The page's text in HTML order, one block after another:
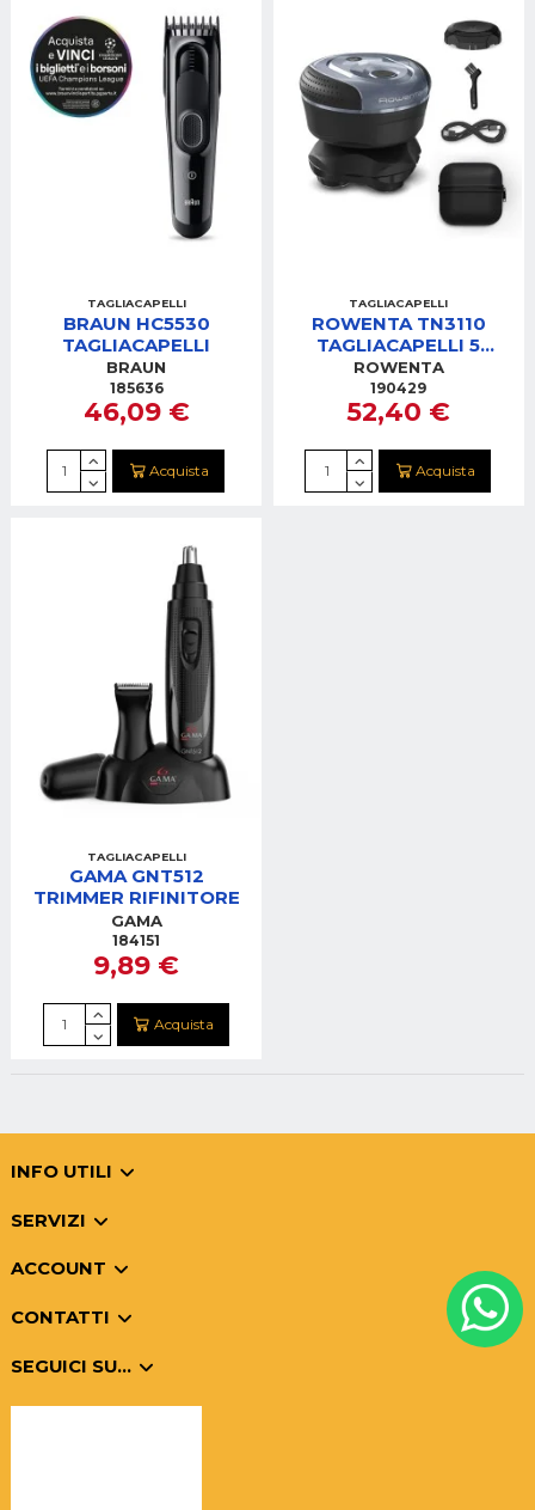
TAGLIACAPELLI
BRAUN HC5530
TAGLIACAPELLI
BRAUN
185636
46,09 €
Acquista
TAGLIACAPELLI
ROWENTA TN3110
TAGLIACAPELLI 5
TESTINE DI RASATURA
LAME TITAN
ROWENTA
190429
52,40 €
Acquista
TAGLIACAPELLI
GAMA GNT512
TRIMMER RIFINITORE
GAMA
184151
9,89 €
Acquista
INFO UTILI
SERVIZI
ACCOUNT
CONTATTI
SEGUICI SU...